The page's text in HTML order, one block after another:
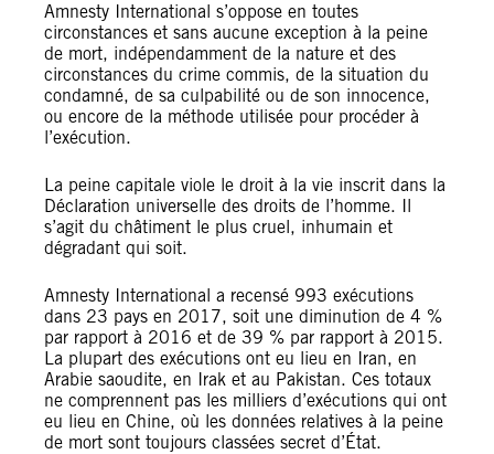
Amnesty International s’oppose en toutes
circonstances et sans aucune exception à la peine
de mort, indépendamment de la nature et des
circonstances du crime commis, de la situation du
condamné, de sa culpabilité ou de son innocence,
ou encore de la méthode utilisée pour procéder à
l’exécution.
La peine capitale viole le droit à la vie inscrit dans la
Déclaration universelle des droits de l’homme. Il
s’agit du châtiment le plus cruel, inhumain et
dégradant qui soit.
Amnesty International a recensé 993 exécutions
dans 23 pays en 2017, soit une diminution de 4 %
par rapport à 2016 et de 39 % par rapport à 2015.
La plupart des exécutions ont eu lieu en Iran, en
Arabie saoudite, en Irak et au Pakistan. Ces totaux
ne comprennent pas les milliers d’exécutions qui ont
eu lieu en Chine, où les données relatives à la peine
de mort sont toujours classées secret d’État.